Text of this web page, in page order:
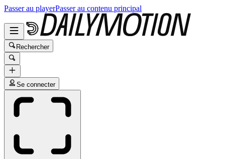
Passer au playerPasser au contenu principal
Rechercher
Se connecter